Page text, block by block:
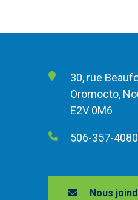
30, rue
Oromocto,
E2V 0M6
506-357-4080
Nous